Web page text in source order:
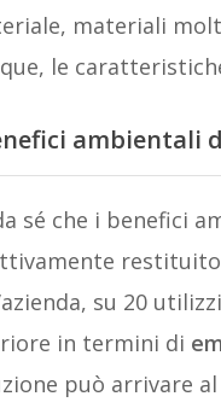
materiali
le
ambientali
sé che i benefici
restituito
su 20
in termini di
può arrivare